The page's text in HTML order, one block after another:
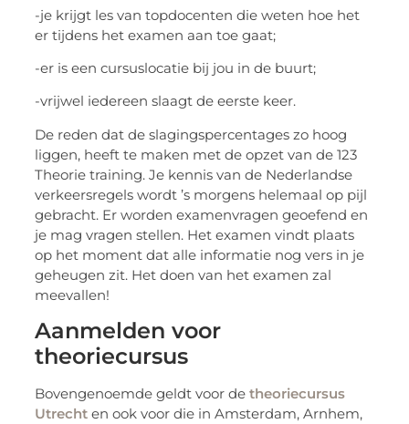
-je krijgt les van topdocenten die weten hoe het
er tijdens het examen aan toe gaat;
-er is een cursuslocatie bij jou in de buurt;
-vrijwel iedereen slaagt de eerste keer.
De reden dat de slagingspercentages zo hoog
liggen, heeft te maken met de opzet van de 123
Theorie training. Je kennis van de Nederlandse
verkeersregels wordt ’s morgens helemaal op pijl
gebracht. Er worden examenvragen geoefend en
je mag vragen stellen. Het examen vindt plaats
op het moment dat alle informatie nog vers in je
geheugen zit. Het doen van het examen zal
meevallen!
Aanmelden voor
theoriecursus
Bovengenoemde geldt voor detheoriecursus
Utrecht en ook voor die in Amsterdam, Arnhem,